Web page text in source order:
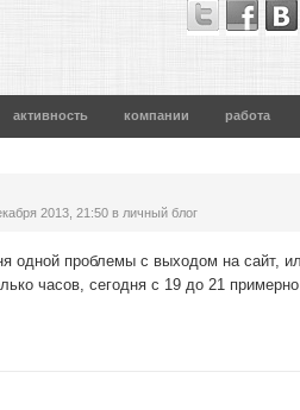
активность компании работа
2013, 21:50 в личный блог
одной проблемы с выходом на сайт,
часов, сегодня с 19 до 21